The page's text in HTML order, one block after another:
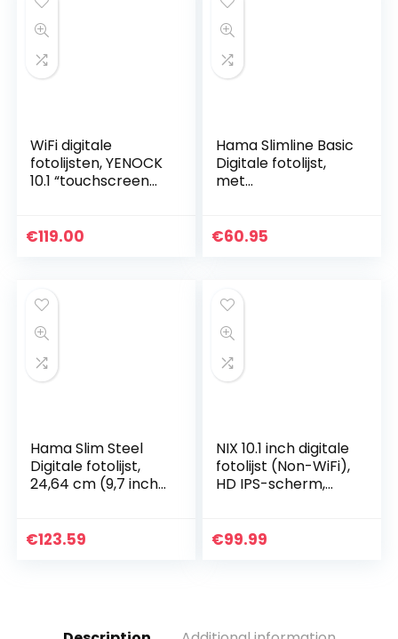
WiFi digitale
fotolijsten, YENOCK
10.1 “touchscreen
1280 * 800
foto en video via
app/Facebook/Twi
tter/e-mail
€119.00
Hama Slimline Basic
Digitale fotolijst,
met
€60.95
Hama Slim Steel
Digitale fotolijst,
24,64 cm (9,7 inch),
met
€123.59
NIX 10.1 inch digitale
fotolijst (Non-WiFi),
HD IPS-scherm,
bewegingssensor,
€99.99